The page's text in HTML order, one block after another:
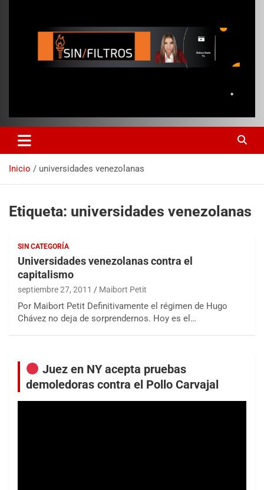
Inicio universidades venezolanas
Etiqueta: universidades venezolanas
SIN CATEGORÍA
Universidades venezolanas contra el
capitalismo
septiembre 27, 2011 Maibort Petit
Por Maibort Petit Definitivamente el régimen de Hugo
Chávez no deja de sorprendernos. Hoy es el…
Juez en NY acepta pruebas
demoledoras contra el Pollo Carvajal